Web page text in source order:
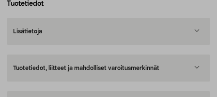
Tuotetiedot
Lisätietoja
Tuotetiedot, liitteet ja mahdolliset varoitusmerkinnät